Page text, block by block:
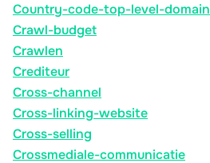
Country-code-top-level-domain
Crawl-budget
Crawlen
Crediteur
Cross-channel
Cross-linking-website
Cross-selling
Crossmediale-communicatie